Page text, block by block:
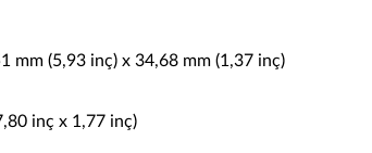
mm (5,93 inç) x 34,68 mm (1,37 inç)
inç x 1,77 inç)